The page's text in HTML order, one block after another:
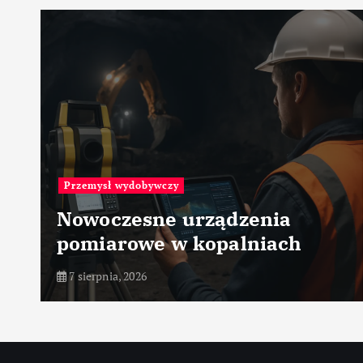
Przemysł wydobywczy
Nowoczesne urządzenia
pomiarowe w kopalniach
7 sierpnia, 2026